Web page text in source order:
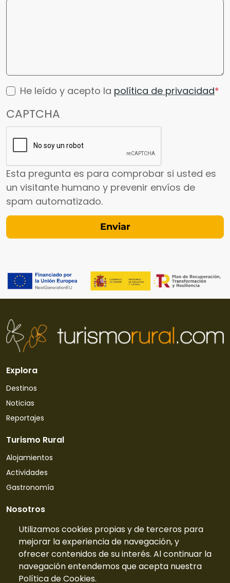
He leído y acepto la política de privacidad
CAPTCHA
Esta pregunta es para comprobar si usted es
un visitante humano y prevenir envíos de
spam automatizado.
Utilizamos cookies propias y de terceros para
mejorar la experiencia de navegación, y
ofrecer contenidos de su interés. Al continuar la
navegación entendemos que acepta nuestra
Política de Cookies.
Explora
Destinos
Noticias
Reportajes
Turismo Rural
Alojamientos
Actividades
Gastronomía
Nosotros
Quiénes somos
Contacto
Tarifas
Preguntas frecuentes